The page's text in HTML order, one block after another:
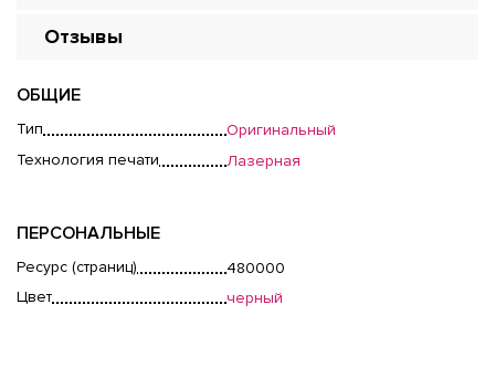
Отзывы
ОБЩИЕ
Тип
Оригинальный
Технология печати
Лазерная
ПЕРСОНАЛЬНЫЕ
Ресурс (страниц)
480000
Цвет
черный